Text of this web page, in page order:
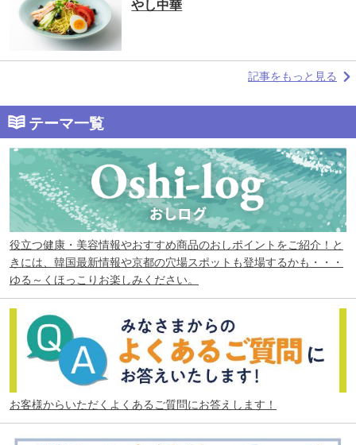
やし中華
記事をもっと見る
テーマ一覧
役立つ健康・美容情報やおすすめ商品のおしポイントをご紹介！と
きには、韓国最新情報や京都の穴場スポットも登場するかも・・・
ゆる～くほっこりお楽しみください。
お客様からいただくよくあるご質問にお答えします！